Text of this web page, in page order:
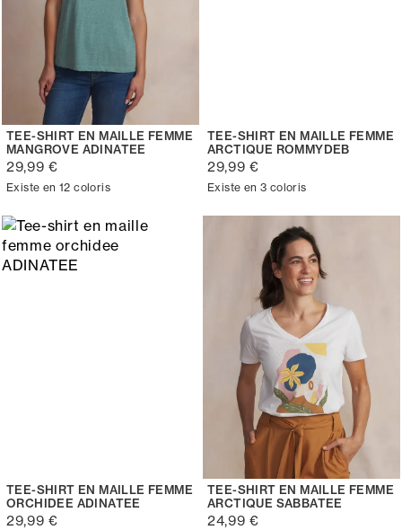
TEE-SHIRT EN MAILLE FEMME
MANGROVE ADINATEE
29,99 €
Existe en 12 coloris
TEE-SHIRT EN MAILLE FEMME
ARCTIQUE ROMMYDEB
29,99 €
Existe en 3 coloris
TEE-SHIRT EN MAILLE FEMME
ORCHIDEE ADINATEE
29,99 €
TEE-SHIRT EN MAILLE FEMME
ARCTIQUE SABBATEE
24,99 €